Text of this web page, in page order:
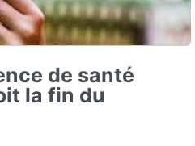
de santé
la fin du